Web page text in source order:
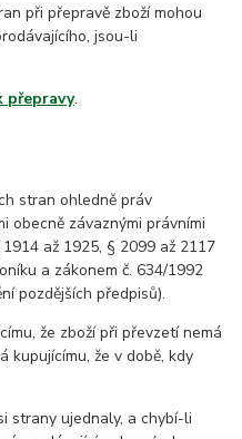
při přepravě zboží mohou
jsou-li
přepravy.
stran ohledně práv
obecně závaznými právními
až 1925, § 2099 až 2117
a zákonem č. 634/1992
pozdějších předpisů).
že zboží při převzetí nemá
kupujícímu, že v době, kdy
strany ujednaly, a chybí-li